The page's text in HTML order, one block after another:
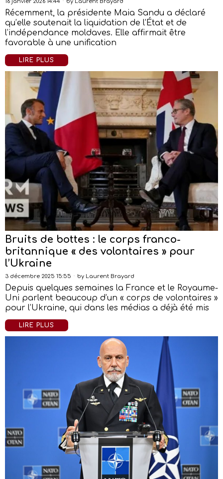
Récemment, la présidente Maia Sandu a déclaré
qu’elle soutenait la liquidation de l’État et de
l’indépendance moldaves. Elle affirmait être
favorable à une unification
LIRE PLUS
Bruits de bottes : le corps franco-
britannique « des volontaires » pour
l’Ukraine
3 décembre 2025 15:55 by Laurent Brayard
Depuis quelques semaines la France et le Royaume-
Uni parlent beaucoup d’un « corps de volontaires »
pour l’Ukraine, qui dans les médias a déjà été mis
LIRE PLUS